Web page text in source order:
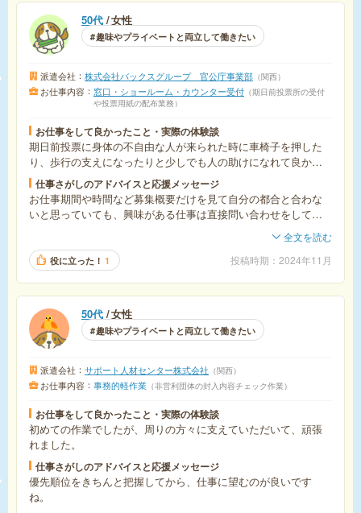
50代 女性
趣味やプライベートと両立して働きたい
派遣会社 株式会社バックスグループ 官公庁事業部 関西
お仕事内容 窓口・ショールーム・カウンター受付
期日前投票所の受付
や投票用紙の配布業務
お仕事をして良かったこと・実際の体験談
期日前投票に身体の不自由な人が来られた時に車椅子を押した
り、歩行の支えになったりと少しでも人の助けになれて良かっ
た。
仕事さがしのアドバイスと応援メッセージ
お仕事期間や時間など募集概要だけを見て自分の都合と合わな
いと思っていても、興味がある仕事は直接問い合わせをしてみ
全文を読む
役に立った！ 1 投稿時期 2024年11月
50代 女性
趣味やプライベートと両立して働きたい
派遣会社 サポート人材センター株式会社 関西
お仕事内容 事務的軽作業 非営利団体の封入内容チェック作業
お仕事をして良かったこと・実際の体験談
初めての作業でしたが、周りの方々に支えていただいて、頑張
れました。
仕事さがしのアドバイスと応援メッセージ
優先順位をきちんと把握してから、仕事に望むのが良いです
ね。